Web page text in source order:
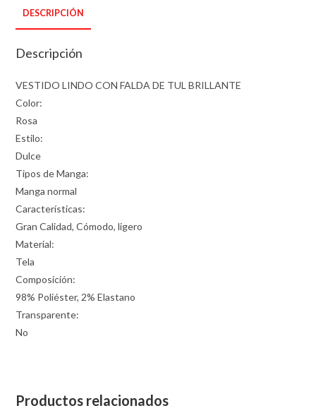
DESCRIPCIÓN
Descripción
VESTIDO LINDO CON FALDA DE TUL BRILLANTE
Color:
Rosa
Estilo:
Dulce
Tipos de Manga:
Manga normal
Características:
Gran Calidad, Cómodo, ligero
Material:
Tela
Composición:
98% Poliéster, 2% Elastano
Transparente:
No
Productos relacionados